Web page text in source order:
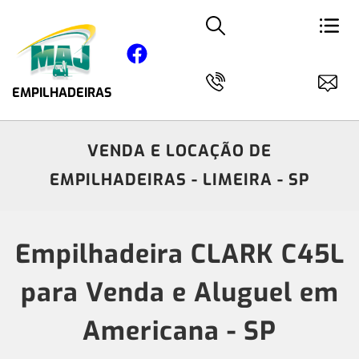
EMPILHADEIRAS
VENDA E LOCAÇÃO DE
EMPILHADEIRAS - LIMEIRA - SP
Empilhadeira CLARK C45L
para Venda e Aluguel em
Americana - SP